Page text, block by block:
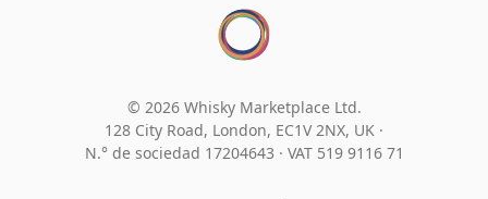
© 2026 Whisky Marketplace Ltd.
128 City Road, London, EC1V 2NX, UK ·
N.° de sociedad 17204643 · VAT 519 9116 71